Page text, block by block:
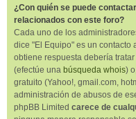
¿Con quién se puede
relacionados con este foro?
Cada uno de los
dice "El Equipo" es un contacto
obtiene respuesta debería
(efectúe una búsqueda whois)
gratuito (Yahoo!, gmail.com,
administración de abusos de
phpBB Limited carece de